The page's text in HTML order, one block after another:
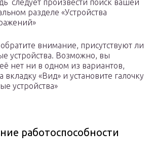
следует произвести поиск вашей
разделе «Устройства
внимание, присутствуют ли
устройства. Возможно, вы
нет ни в одном из вариантов,
вкладку «Вид» и установите галочку
устройства»
работоспособности